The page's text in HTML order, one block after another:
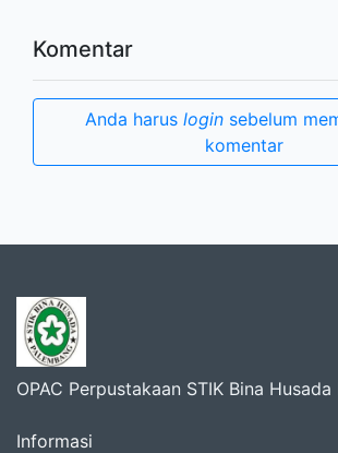
Komentar
Anda harus loginsebelum
komentar
OPAC Perpustakaan STIK Bina
Informasi